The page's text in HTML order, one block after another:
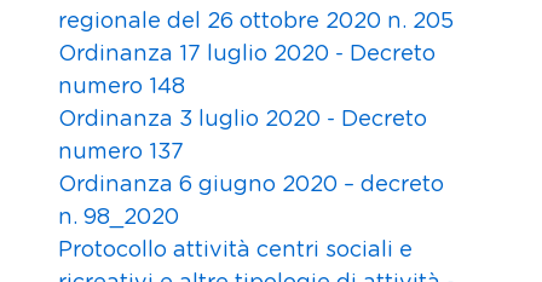
regionale del 26 ottobre 2020 n. 205
Ordinanza 17 luglio 2020 - Decreto
numero 148
Ordinanza 3 luglio 2020 - Decreto
numero 137
Ordinanza 6 giugno 2020 – decreto
n. 98_2020
Protocollo attività centri sociali e